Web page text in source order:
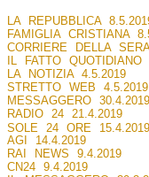
LA REPUBBLICA
FAMIGLIA CRISTIANA
CORRIERE DELLA
IL FATTO QUOTIDIANO
LA NOTIZIA 4.5.2019
STRETTO WEB 4.5.2019
MESSAGGERO 30.4.2019
RADIO 24 21.4.2019
SOLE 24 ORE 15.4.2019
AGI 14.4.2019
RAI NEWS 9.4.2019
CN24 9.4.2019